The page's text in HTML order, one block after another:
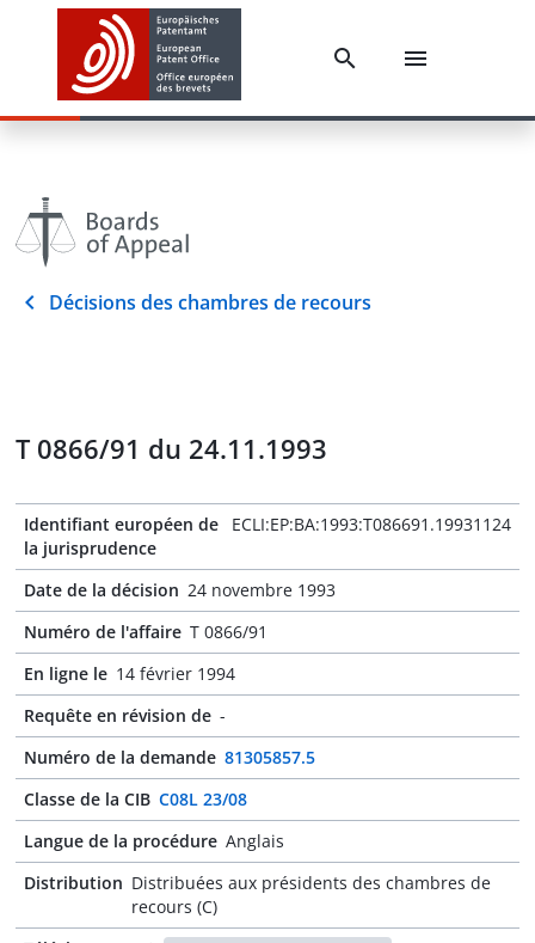
Décisions des chambres de recours
T 0866/91 du 24.11.1993
Identifiant européen de
la jurisprudence
ECLI:EP:BA:1993:T086691.19931124
Date de la décision 24 novembre 1993
Numéro de l'affaire T 0866/91
En ligne le 14 février 1994
Requête en révision de -
Numéro de la demande 81305857.5
Classe de la CIB C08L 23/08
Langue de la procédure Anglais
Distribution Distribuées aux présidents des chambres de
recours (C)